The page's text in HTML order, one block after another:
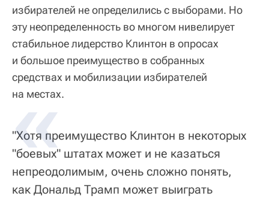
избирателей не определились с выборами. Но
эту неопределенность во многом нивелирует
стабильное лидерство Клинтон в опросах
и большое преимущество в собранных
средствах и мобилизации избирателей
на местах.
"Хотя преимущество Клинтон в некоторых
"боевых" штатах может и не казаться
непреодолимым, очень сложно понять,
как Дональд Трамп может выиграть